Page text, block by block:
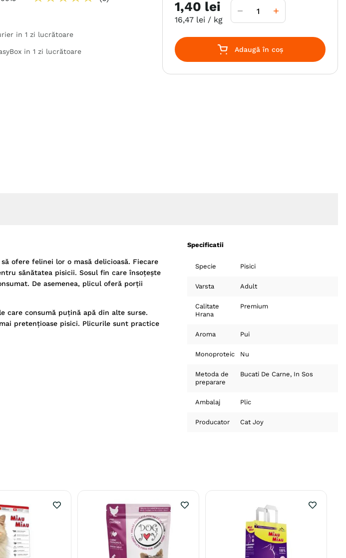
in 1 zi lucrătoare
in 1 zi lucrătoare
1,40 lei
16,47 lei / kg
Adaugă în coș
ofere felinei lor o masă delicioasă. Fiecare
sănătatea pisicii. Sosul fin care însoțește
De asemenea, plicul oferă porții
care consumă puțină apă din alte surse.
pretențioase pisici. Plicurile sunt practice
Specificatii
Specie Pisici
Varsta Adult
Calitate
Hrana
Premium
Aroma Pui
Monoproteic Nu
Metoda de
preparare
Bucati De Carne In Sos
Ambalaj Plic
Producator Cat Joy